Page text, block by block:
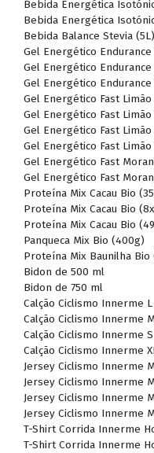
Bebida Energética
Bebida Energética
Bebida Balance Stevia (5L)
Gel Energético
Gel Energético
Gel Energético
Gel Energético Fast
Gel Energético Fast Limão
Gel Energético Fast
Gel Energético Fast Limão
Gel Energético Fast
Gel Energético Fast
Proteína Mix Cacau Bio
Proteína Mix Cacau Bio
Proteína Mix Cacau Bio
Panqueca Mix Bio (400g)
Proteína Mix Baunilha Bio
Bidon de 500 ml
Bidon de 750 ml
Calção Ciclismo Innerme L
Calção Ciclismo Innerme
Calção Ciclismo Innerme S
Calção Ciclismo Innerme
Jersey Ciclismo Innerme
Jersey Ciclismo Innerme
Jersey Ciclismo Innerme
Jersey Ciclismo Innerme
T-Shirt Corrida Innerme
T-Shirt Corrida Innerme